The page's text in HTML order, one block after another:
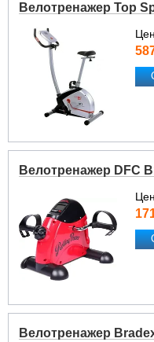
Велотренажер Top
Велотренажер DFC
Велотренажер